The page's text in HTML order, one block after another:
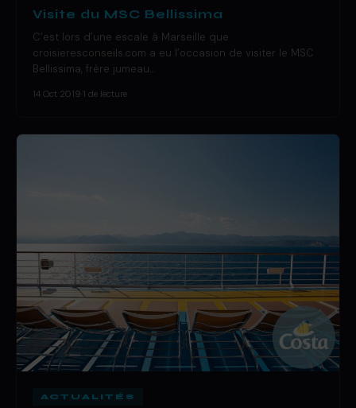
Visite du MSC Bellissima
C’est lors d’une escale à Marseille que
croisieresconseils.com a eu l’occasion de visiter le MSC
Bellissima, frère jumeau…
14 Oct 2019 1 de lecture
ACTUALITÉS